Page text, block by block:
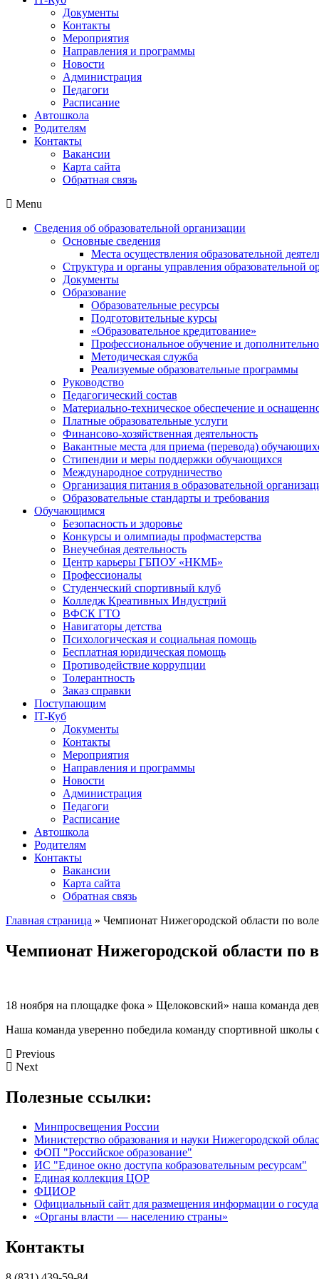
Документы
Контакты
Мероприятия
Направления и программы
Новости
Администрация
Педагоги
Расписание
Автошкола
Родителям
Контакты
Вакансии
Карта сайта
Обратная связь
Menu
Сведения об образовательной организации
Основные сведения
Места осуществления образовательной
Структура и органы управления образовательной
Документы
Образование
Образовательные ресурсы
Подготовительные курсы
«Образовательное кредитование»
Профессиональное обучение и
Методическая служба
Реализуемые образовательные программы
Руководство
Педагогический состав
Материально-техническое обеспечение и
Платные образовательные услуги
Финансово-хозяйственная деятельность
Вакантные места для приема (перевода)
Стипендии и меры поддержки обучающихся
Международное сотрудничество
Организация питания в образовательной
Образовательные стандарты и требования
Обучающимся
Безопасность и здоровье
Конкурсы и олимпиады профмастерства
Внеучебная деятельность
Центр карьеры ГБПОУ «НКМБ»
Профессионалы
Студенческий спортивный клуб
Колледж Креативных Индустрий
ВФСК ГТО
Навигаторы детства
Психологическая и социальная помощь
Бесплатная юридическая помощь
Противодействие коррупции
Толерантность
Заказ справки
Поступающим
IT-Куб
Документы
Контакты
Мероприятия
Направления и программы
Новости
Администрация
Педагоги
Расписание
Автошкола
Родителям
Контакты
Вакансии
Карта сайта
Обратная связь
Главная страница » Чемпионат Нижегородской области по
Чемпионат Нижегородской области по
18 ноября на площадке фока » Щелоковский» наша команда
Наша команда уверенно победила команду спортивной школы
Previous
Next
Полезные ссылки:
Минпросвещения России
Министерство образования и науки Нижегородской
ФОП "Российское образование"
ИС "Единое окно доступа кобразовательным ресурсам"
Единая коллекция ЦОР
ФЦИОР
Официальный сайт для размещения информации о
«Органы власти — населению страны»
Контакты